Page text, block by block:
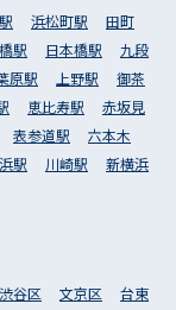
浜松町駅
田町
駅 日本橋駅
九段
原駅 上野駅
御茶
恵比寿駅
赤坂見
表参道駅
六本木
駅 川崎駅
新横浜
渋谷区 文京区 台東